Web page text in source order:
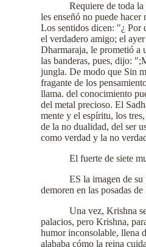
Requiere de toda
les enseñó no puede
Los sentidos dicen: "¿ Por
el verdadero amigo; el
Dharmaraja, le prometió a
las banderas, pues, dijo:
jungla. De modo que Sin
fragante de los
llama. del conocimiento
del metal precioso. El
mente y el espíritu, los
de la no dualidad, del ser
como verdad y la no
El fuerte de siete
ES la imagen de
demoren en las posadas
Una vez, Krishna
palacios, pero Krishna,
humor inconsolable, llena
alababa cómo la reina